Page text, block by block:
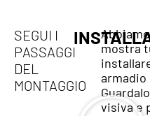
SEGUI I
PASSAGGI
DEL
MONTAGGIO
mostra
visiva e